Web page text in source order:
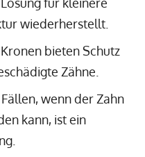
wiederherstellt.
bieten Schutz
Zähne.
wenn der Zahn
kann, ist ein